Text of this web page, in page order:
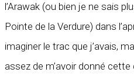
l’Arawak (ou bien je ne sais
Pointe de la Verdure) dans
imaginer le trac que j’avais,
assez de m’avoir donné